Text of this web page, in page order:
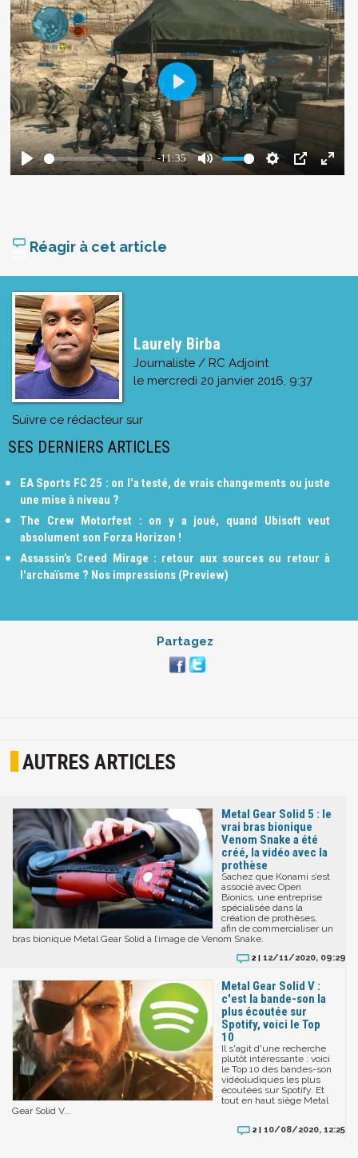
Réagir à cet article
Laurely Birba
Journaliste / RC Adjoint
le mercredi 20 janvier 2016, 9:37
Suivre ce rédacteur sur
SES DERNIERS ARTICLES
EA Sports FC 25 : on l'a testé, de vrais changements ou juste
une mise à niveau ?
The Crew Motorfest : on y a joué, quand Ubisoft veut
absolument son Forza Horizon !
Assassin’s Creed Mirage : retour aux sources ou retour à
l'archaïsme ? Nos impressions (Preview)
Partagez
AUTRES ARTICLES
Metal Gear Solid 5 : le
vrai bras bionique
Venom Snake a été
créé, la vidéo avec la
prothèse
Sachez que Konami s’est
associé avec Open
Bionics, une entreprise
spécialisée dans la
création de prothèses,
afin de commercialiser un
bras bionique Metal Gear Solid à l’image de Venom Snake.
2 | 12/11/2020, 09:29
Metal Gear Solid V :
c'est la bande-son la
plus écoutée sur
Spotify, voici le Top
10
Il s'agit d'une recherche
plutôt intéressante : voici
le Top 10 des bandes-son
vidéoludiques les plus
écoutées sur Spotify. Et
tout en haut siège Metal
Gear Solid V...
2 | 10/08/2020, 12:25